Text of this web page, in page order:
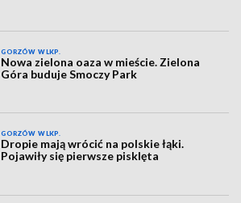
GORZÓW WLKP.
Nowa zielona oaza w mieście. Zielona
Góra buduje Smoczy Park
GORZÓW WLKP.
Dropie mają wrócić na polskie łąki.
Pojawiły się pierwsze pisklęta